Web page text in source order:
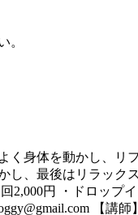
。
身体を動かし、リ
、最後はリラッ
円 ・ドロップ
【講